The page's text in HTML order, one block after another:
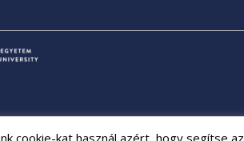
cookie-kat használ azért, hogy segítse